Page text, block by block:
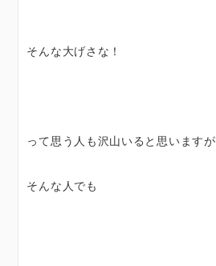
そんな大げさな！
って思う人も沢山いると思いますが
そんな人でも